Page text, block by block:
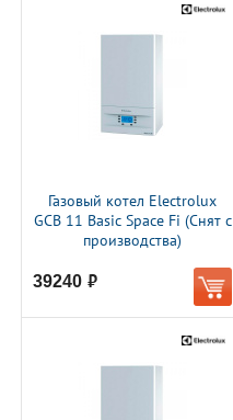
Газовый котел Electrolux
GCB 11 Basic Space Fi (Снят с
производства)
39240 руб.